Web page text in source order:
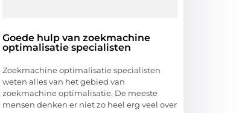
Goede hulp van zoekmachine
optimalisatie specialisten
Zoekmachine optimalisatie specialisten
weten alles van het gebied van
zoekmachine optimalisatie. De meeste
mensen denken er niet zo heel erg veel over